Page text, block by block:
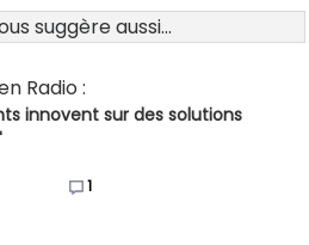
suggère aussi...
Radio :
innovent sur des solutions
1